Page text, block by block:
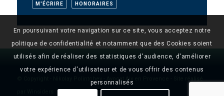
M'ÉCRIRE HONORAIRES
Nikolay Polintchev - Avocat Aix en Provence
- Site réalisé
En poursuivant votre navigation sur ce site, vous acceptez notre
politique de confidentialité et notamment que des Cookies soient
utilisés afin de réaliser des statistiques d'audience, d'améliorer
votre expérience d'utilisateur et de vous offrir des contenus
personnalisés